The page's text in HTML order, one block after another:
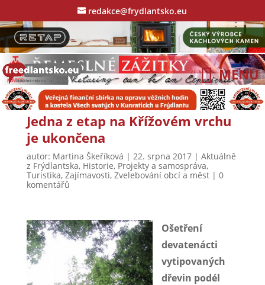
redakce@frydlantsko.eu
Jedna z etap na Křížovém vrchu
je ukončena
autor: Martina Škeříková | 22. srpna 2017| Aktuálně
z Frýdlantska, Historie, Projekty a samospráva,
Turistika, Zajímavosti, Zvelebování obcí a měst| 0
komentářů
Ošetření
devatenácti
vytipovaných
dřevin podél